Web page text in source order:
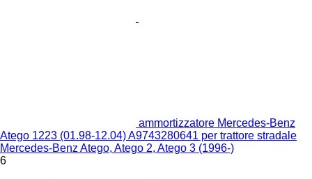
ammortizzatore Mercedes-Benz
Atego 1223 (01.98-12.04) A9743280641 per trattore stradale
Mercedes-Benz Atego, Atego 2, Atego 3 (1996-)
6